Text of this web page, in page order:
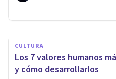
CULTURA
Los 7 valores humanos
y cómo desarrollarlos